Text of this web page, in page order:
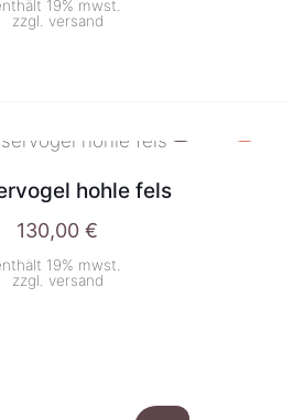
19% mwst.
zzgl. versand
hohle fels
130,00 €
19% mwst.
zzgl. versand